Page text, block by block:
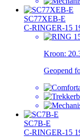
SC77XEB-E
C-RINGER-15
Kroon:
Geopend
SC7B-E
C-RINGER-15